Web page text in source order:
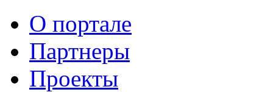
О портале
Партнеры
Проекты